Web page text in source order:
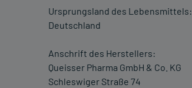
Ursprungsland des Lebensmittels:
Deutschland
Anschrift des Herstellers:
Queisser Pharma GmbH & Co. KG
Schleswiger Straße 74